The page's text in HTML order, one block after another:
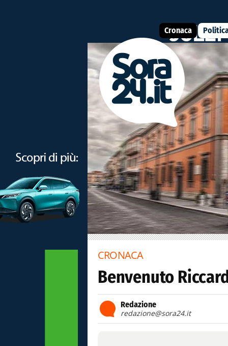
Cronaca
CRONACA
Benvenuto
Redazione
redazione@sora24.it